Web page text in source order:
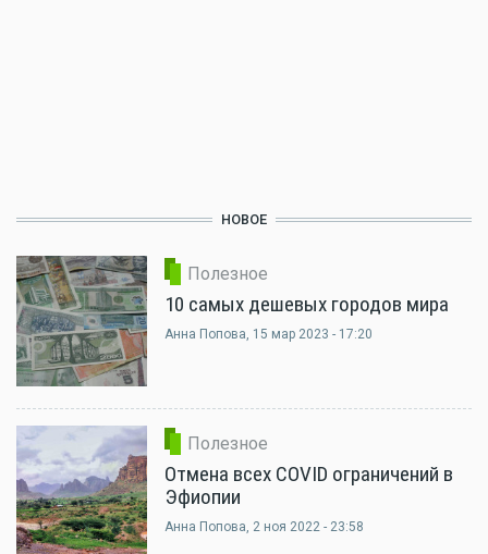
НОВОЕ
Полезное
10 самых дешевых городов мира
Анна Попова, 15 мар 2023 - 17:20
Полезное
Отмена всех COVID ограничений в
Эфиопии
Анна Попова, 2 ноя 2022 - 23:58